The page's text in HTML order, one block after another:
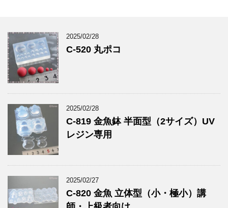
2025/02/28
C-520 丸ポコ
2025/02/28
C-819 金魚鉢 半面型（2サイズ）UV
レジン専用
2025/02/27
C-820 金魚 立体型（小・極小）講